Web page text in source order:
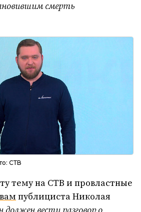
смерть
СТВ
тему на СТВ и провластные
публициста Николая